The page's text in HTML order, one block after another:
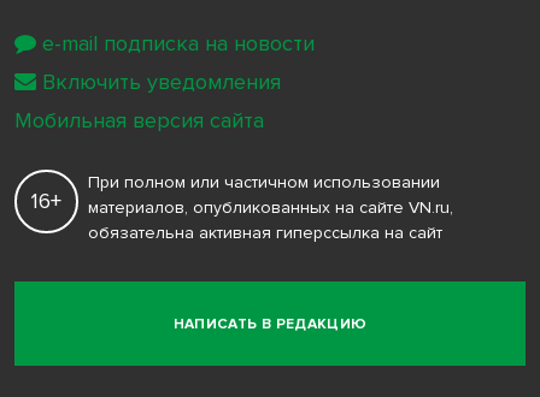
НАПИСАТЬ В РЕДАКЦИЮ
16+
При полном или частичном использовании
материалов, опубликованных на сайте VN.ru,
обязательна активная гиперссылка на сайт
e-mail подписка на новости
Включить уведомления
Мобильная версия сайта